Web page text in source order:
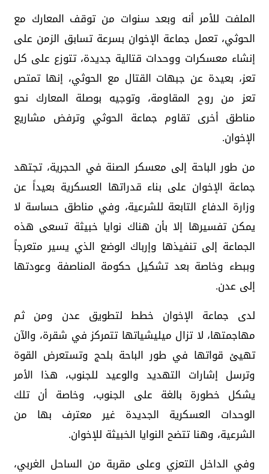
الملفت للأمر أنه وبعد سنوات من توقف المعارك مع
الحوثي، تعمل جماعة الإخوان بسرعة تسابق الزمن على
إنشاء معسكرات ووحدات قتالية جديدة، تتوزع على كل
تعز، بعيدة عن جبهات القتال مع الحوثي، إنها تمتص
تعز من روح المقاومة، وتوجيه بوصلة المعارك نحو
مناطق أخرى تقاوم جماعة الحوثي وترفض مشاريع
الإخوان.
من طور الباحة إلى معسكر الصنة في الحجرية، تجتهد
جماعة الإخوان على بناء قدراتها العسكرية بعيداً عن
وزارة الدفاع التابعة للشرعية، وفي مناطق حساسة لا
يمكن تفسيرها إلا بأن هناك نوايا خبيثة تسعى هذه
الجماعة إلى تنفيذها وإرباك الوضع الذي يسير متعرجاً
وببطء وخاصة بعد تشكيل حكومة المناصفة وعودتها
إلى عدن.
لدى جماعة الإخوان خطط لتطويق عدن ومن ثم
مهاجمتها، لا تزال ميليشياتها تتمركز في شقرة، والآن
تهيئ قواتها في طور الباحة بلحج وتستعرض القوة
وترسل إشارات التهديد والوعيد للجنوب، هذا الأمر
يشكل خطورة بالغة على الجنوب، وخاصة أن تلك
الوحدات العسكرية الجديدة غير معترف بها من
الشرعية، وهنا تتضح النوايا الخبيثة للإخوان.
وفي الداخل التعزي وعلى مقربة من الساحل الغربي،